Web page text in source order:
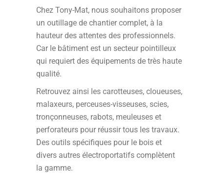
Chez Tony-Mat, nous souhaitons proposer
un outillage de chantier complet, à la
hauteur des attentes des professionnels.
Car le bâtiment est un secteur pointilleux
qui requiert des équipements de très haute
qualité.
Retrouvez ainsi les carotteuses, cloueuses,
malaxeurs, perceuses-visseuses, scies,
tronçonneuses, rabots, meuleuses et
perforateurs pour réussir tous les travaux.
Des outils spécifiques pour le bois et
divers autres électroportatifs complètent
la gamme.